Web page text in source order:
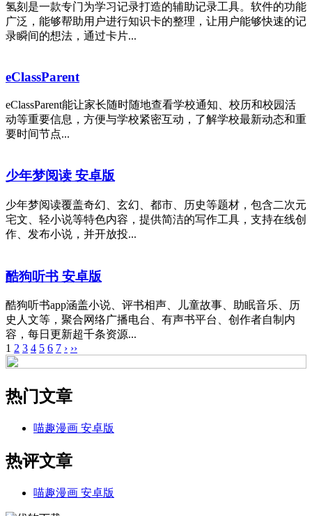
氢刻是一款专门为学习记录打造的辅助记录工具。软件的功能
广泛，能够帮助用户进行知识卡的整理，让用户能够快速的记
录瞬间的想法，通过卡片...
eClassParent
eClassParent能让家长随时随地查看学校通知、校历和校园活
动等重要信息，方便与学校紧密互动，了解学校最新动态和重
要时间节点...
少年梦阅读 安卓版
少年梦阅读覆盖奇幻、玄幻、都市、历史等题材，包含二次元
宅文、轻小说等特色内容，提供简洁的写作工具，支持在线创
作、发布小说，并开放投...
酷狗听书 安卓版
酷狗听书app涵盖小说、评书相声、儿童故事、助眠音乐、历
史人文等，聚合网络广播电台、有声书平台、创作者自制内
容，每日更新超千条资源...
1 2 3 4 5 6 7 › ››
热门文章
喵趣漫画 安卓版
热评文章
喵趣漫画 安卓版